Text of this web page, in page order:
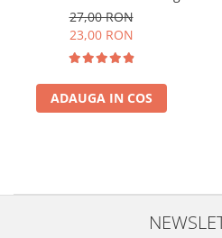
27,00 RON
23,00 RON
ADAUGA IN COS